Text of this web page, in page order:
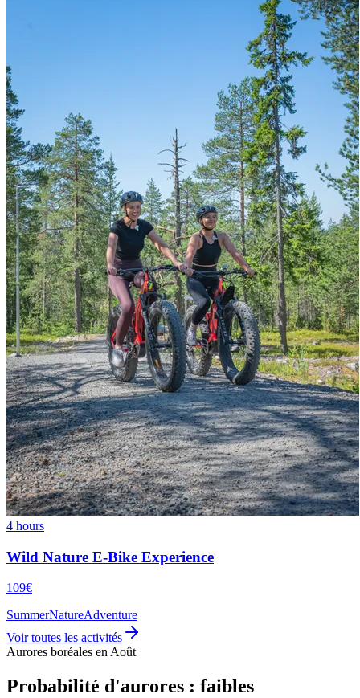
4 hours
Wild Nature E-Bike Experience
109€
SummerNatureAdventure
Voir toutes les activités
Aurores boréales en Août
Probabilité d'aurores : faibles